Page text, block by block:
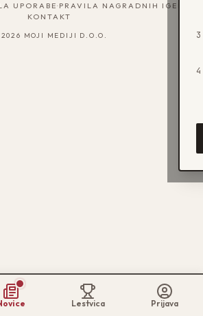
3
4
UPORABE· PRAVILA NAGRADNIH IGER
KONTAKT
2026 MOJI MEDIJI D.O.O.
Lestvica Prijava